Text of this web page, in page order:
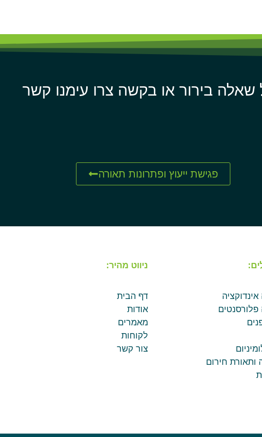
שאלה בירור או בקשה צרו עימנו קשר
פגישת ייעוץ ופתרונות תאורה
אינדוקציה
פלורסנטים
ותאורת חירום
ניווט מהיר:
דף הבית
אודות
מאמרים
לקוחות
צור קשר